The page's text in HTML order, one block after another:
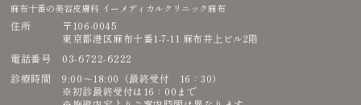
麻布十番の美容皮膚科 イーメディカルクリニック麻布
住所
〒106-0045
東京都港区麻布十番1-7-11 麻布井上ビル2階
電話番号
03-6722-6222
診療時間
9:00〜18:00（最終受付 16：30）
※初診最終受付は16：00まで